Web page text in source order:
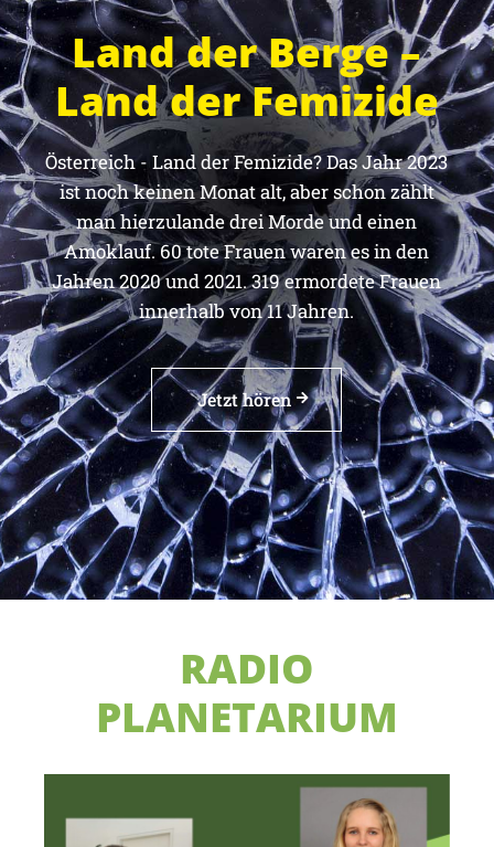
Land der Berge –
Land der Femizide
Österreich - Land der Femizide? Das Jahr 2023
ist noch keinen Monat alt, aber schon zählt
man hierzulande drei Morde und einen
Amoklauf. 60 tote Frauen waren es in den
Jahren 2020 und 2021. 319 ermordete Frauen
innerhalb von 11 Jahren.
Jetzt hören
RADIO
PLANETARIUM